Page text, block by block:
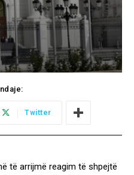
Twitter
të arrijmë reagim të shpejtë